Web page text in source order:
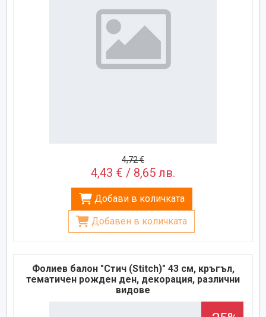
4,72 €
4,43 € / 8,65 лв.
Добави в количката
Добавен в количката
Фолиев балон "Стич (Stitch)" 43 см, кръгъл,
тематичен рожден ден, декорация, различни
видове